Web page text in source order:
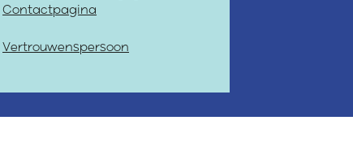
Contactpagina
Vertrouwenspersoon